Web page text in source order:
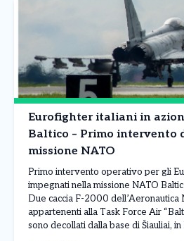
Eurofighter italiani in
Baltico – Primo intervento
missione NATO
Primo intervento operativo per gli
impegnati nella missione NATO
Due caccia F-2000 dell’Aeronautica
appartenenti alla Task Force Air
sono decollati dalla base di Šiauliai,